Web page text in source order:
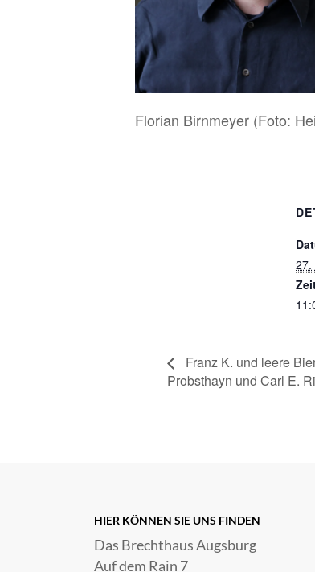
Florian Birnmeyer (Foto:
27.
Franz K. und leere
Probsthayn und Carl E.
HIER KÖNNEN SIE UNS FINDEN
Das Brechthaus Augsburg
Auf dem Rain 7